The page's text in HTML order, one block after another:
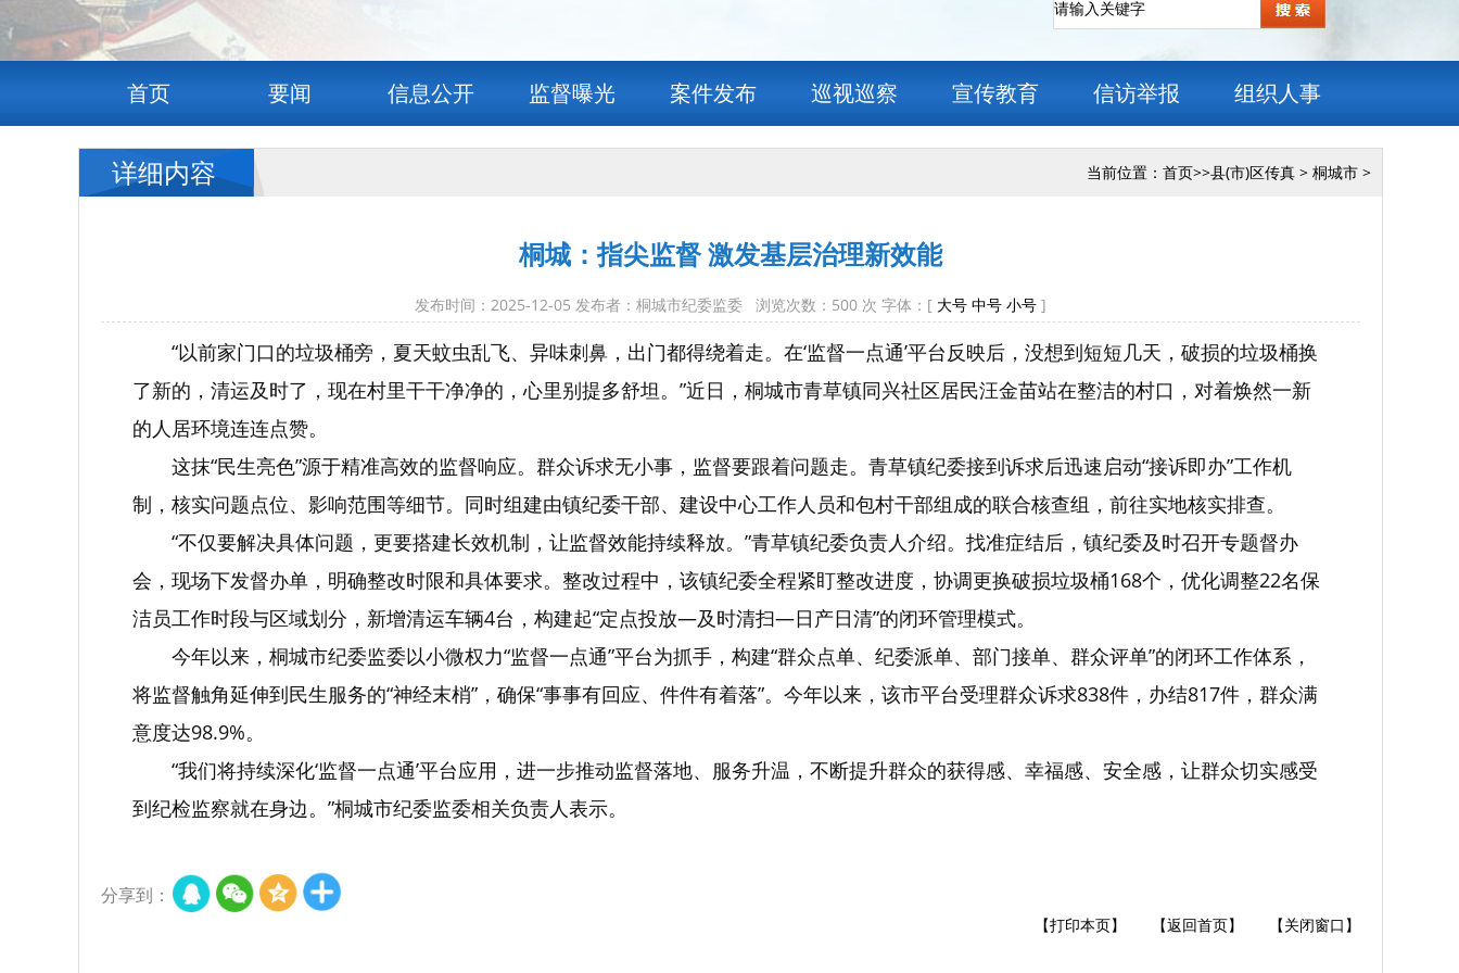
首页 要闻 信息公开 监督曝光 案件发布 巡视巡察 宣传教育 信访举报 组织人事
当前位置： 首页>>县(市)区传真 > 桐城市 >
详细内容
桐城：指尖监督 激发基层治理新效能
发布时间：2025-12-05 发布者：桐城市纪委监委 浏览次数： 500 次 字体：[ 大号 中号 小号 ]
“以前家门口的垃圾桶旁，夏天蚊虫乱飞、异味刺鼻，出门都得绕着走。在‘监督一点通’平台反映后，没想到短短几天，破损的垃圾桶换
了新的，清运及时了，现在村里干干净净的，心里别提多舒坦。”近日，桐城市青草镇同兴社区居民汪金苗站在整洁的村口，对着焕然一新
的人居环境连连点赞。
这抹“民生亮色”源于精准高效的监督响应。群众诉求无小事，监督要跟着问题走。青草镇纪委接到诉求后迅速启动“接诉即办”工作机
制，核实问题点位、影响范围等细节。同时组建由镇纪委干部、建设中心工作人员和包村干部组成的联合核查组，前往实地核实排查。
“不仅要解决具体问题，更要搭建长效机制，让监督效能持续释放。”青草镇纪委负责人介绍。找准症结后，镇纪委及时召开专题督办
会，现场下发督办单，明确整改时限和具体要求。整改过程中，该镇纪委全程紧盯整改进度，协调更换破损垃圾桶168个，优化调整22名保
洁员工作时段与区域划分，新增清运车辆4台，构建起“定点投放—及时清扫—日产日清”的闭环管理模式。
今年以来，桐城市纪委监委以小微权力“监督一点通”平台为抓手，构建“群众点单、纪委派单、部门接单、群众评单”的闭环工作体系，
将监督触角延伸到民生服务的“神经末梢”，确保“事事有回应、件件有着落”。今年以来，该市平台受理群众诉求838件，办结817件，群众满
意度达98.9%。
“我们将持续深化‘监督一点通’平台应用，进一步推动监督落地、服务升温，不断提升群众的获得感、幸福感、安全感，让群众切实感受
到纪检监察就在身边。”桐城市纪委监委相关负责人表示。
分享到：
【打印本页】 【返回首页】 【关闭窗口】